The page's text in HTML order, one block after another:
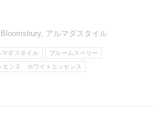
Bloomsbury, アルマダスタイル
マダスタイル ブルームスベリー
エンヌ ホワイトエッセンス